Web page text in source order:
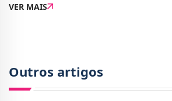
à rede. No meu caso, isso não podi
VER MAIS
Outros artigos